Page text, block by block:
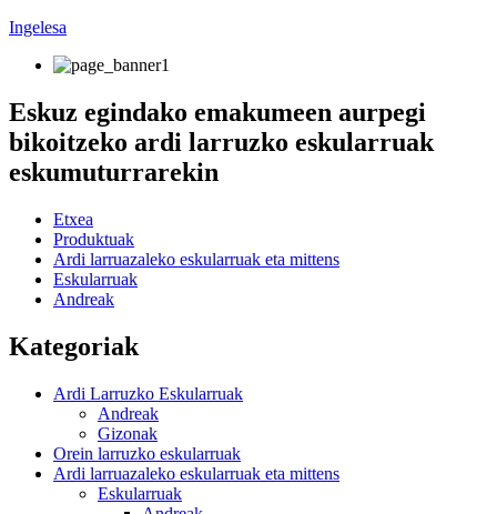
Ingelesa
Eskuz egindako emakumeen aurpegi
bikoitzeko ardi larruzko eskularruak
eskumuturrarekin
Etxea
Produktuak
Ardi larruazaleko eskularruak eta mittens
Eskularruak
Andreak
Kategoriak
Ardi Larruzko Eskularruak
Andreak
Gizonak
Orein larruzko eskularruak
Ardi larruazaleko eskularruak eta mittens
Eskularruak